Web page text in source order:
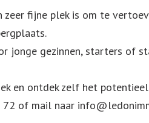
zeer fijne plek is om te
jonge gezinnen, starters of
en ontdek zelf het
of mail naar